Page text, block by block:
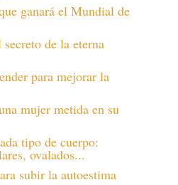
ganará el Mundial de
de la eterna
para mejorar la
mujer metida en su
tipo de cuerpo:
ovalados...
subir la autoestima